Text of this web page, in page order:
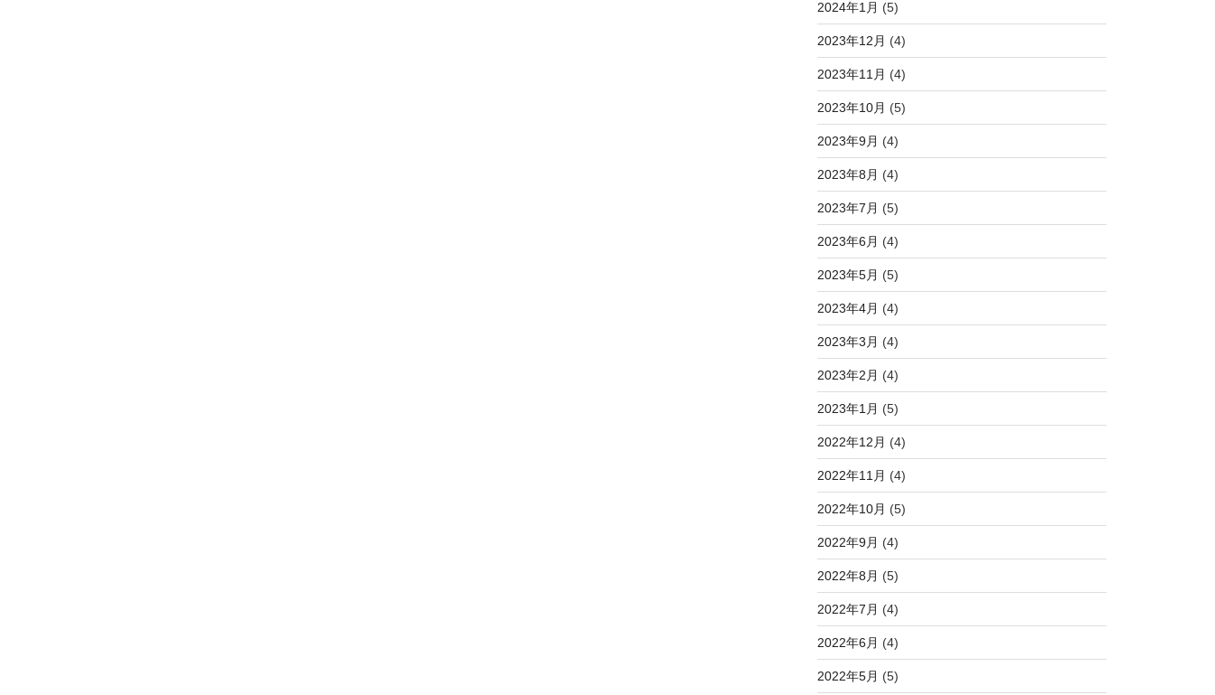
2024年1月 (5)
2023年12月 (4)
2023年11月 (4)
2023年10月 (5)
2023年9月 (4)
2023年8月 (4)
2023年7月 (5)
2023年6月 (4)
2023年5月 (5)
2023年4月 (4)
2023年3月 (4)
2023年2月 (4)
2023年1月 (5)
2022年12月 (4)
2022年11月 (4)
2022年10月 (5)
2022年9月 (4)
2022年8月 (5)
2022年7月 (4)
2022年6月 (4)
2022年5月 (5)